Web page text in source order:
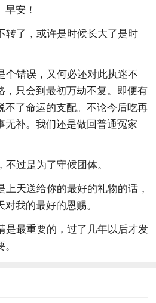
安！
转了，或许是时候长大了是时
个错误，又何必还对此执迷不
，只会到最初万劫不复。即便有
不了命运的支配。不论今后吃再
无补。我们还是做回普通冤家
过是为了守候团体。
上天送给你的最好的礼物的话，
我的最好的恩赐。
是最重要的，过了几年以后才发